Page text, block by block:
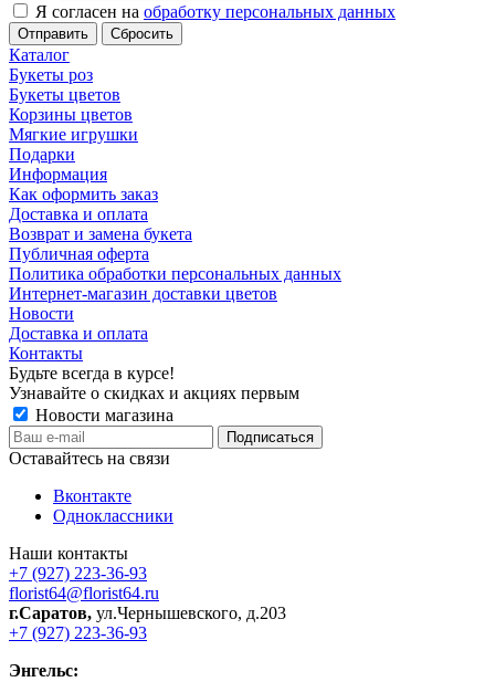
Я согласен на обработку персональных данных
Сбросить
Каталог
Букеты роз
Букеты цветов
Корзины цветов
Мягкие игрушки
Подарки
Информация
Как оформить заказ
Доставка и оплата
Возврат и замена букета
Публичная оферта
Политика обработки персональных данных
Интернет-магазин доставки цветов
Новости
Доставка и оплата
Контакты
Будьте всегда в курсе!
Узнавайте о скидках и акциях первым
Новости магазина
Оставайтесь на связи
Вконтакте
Одноклассники
Наши контакты
+7 (927) 223-36-93
florist64@florist64.ru
г.Саратов, ул.Чернышевского, д.203
+7 (927) 223-36-93
Энгельс: